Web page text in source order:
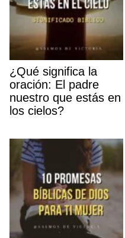
¿Qué significa la
oración: El padre
nuestro que estás en
los cielos?